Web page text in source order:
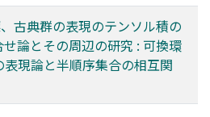
古典群の表現のテンソル積の
論とその周辺の研究 : 可換環
現論と半順序集合の相互関